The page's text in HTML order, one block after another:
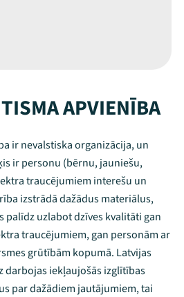
APVIENĪBA
ir nevalstiska organizācija, un
ir personu (bērnu, jauniešu,
traucējumiem interešu un
izstrādā dažādus materiālus,
palīdz uzlabot dzīves kvalitāti gan
traucējumiem, gan personām ar
grūtībām kopumā. Latvijas
darbojas iekļaujošās izglītības
par dažādiem jautājumiem, tai